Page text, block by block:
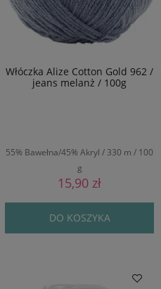
Włóczka Alize Cotton Gold 962 /
jeans melanż / 100g
55% Bawełna/45% Akryl / 330 m / 100
g
15,90 zł
DO KOSZYKA